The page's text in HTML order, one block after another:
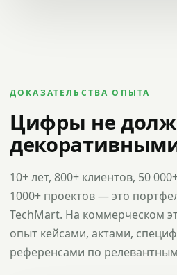
ДОКАЗАТЕЛЬСТВА ОПЫТА
Цифры не
10+ лет, 800+ клиентов, 50
1000+ проектов — это
TechMart. На коммерческом
опыт кейсами, актами,
референсами по